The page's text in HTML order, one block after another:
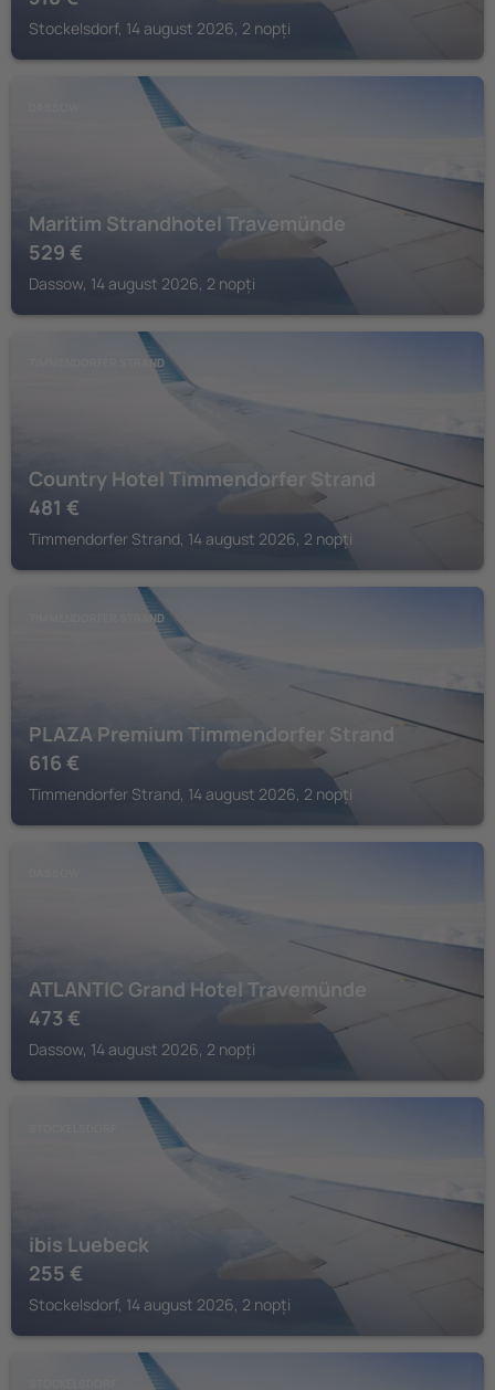
Stockelsdorf, 14 august 2026, 2 nopți
Maritim Strandhotel Travemünde
529 €
Dassow, 14 august 2026, 2 nopți
TIMMENDORFER STRAND
Country Hotel Timmendorfer Strand
481 €
Timmendorfer Strand, 14 august 2026, 2 nopți
TIMMENDORFER STRAND
PLAZA Premium Timmendorfer Strand
616 €
Timmendorfer Strand, 14 august 2026, 2 nopți
ATLANTIC Grand Hotel Travemünde
473 €
Dassow, 14 august 2026, 2 nopți
ibis Luebeck
255 €
Stockelsdorf, 14 august 2026, 2 nopți